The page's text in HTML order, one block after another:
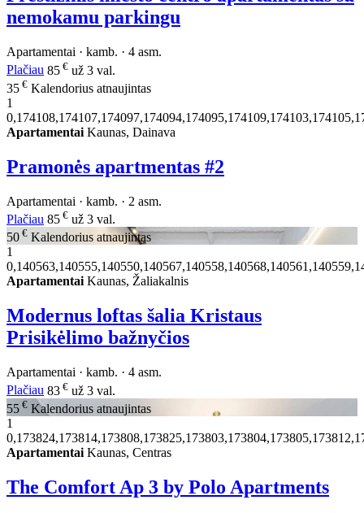
nemokamu parkingu
Apartamentai · kamb. · 4 asm.
Plačiau 85 € už 3 val.
35 € Kalendorius atnaujintas
1
Apartamentai Kaunas, Dainava
Pramonės apartmentas #2
Apartamentai · kamb. · 2 asm.
Plačiau 85 € už 3 val.
50 € Kalendorius atnaujintas
1
ApartamentaiKaunas, Žaliakalnis
Modernus loftas šalia Kristaus
Prisikėlimo bažnyčios
Apartamentai · kamb. · 4 asm.
Plačiau 83 € už 3 val.
55 € Kalendorius atnaujintas
1
Apartamentai Kaunas, Centras
The Comfort Ap 3 by Polo Apartments